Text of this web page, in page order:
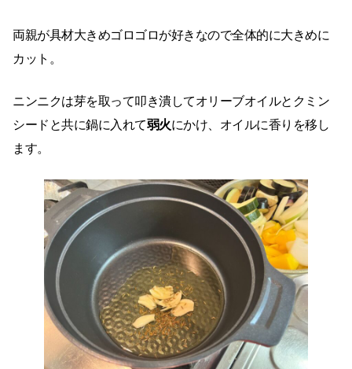
両親が具材大きめゴロゴロが好きなので全体的に大きめに
カット。
ニンニクは芽を取って叩き潰してオリーブオイルとクミン
シードと共に鍋に入れて弱火にかけ、オイルに香りを移し
ます。